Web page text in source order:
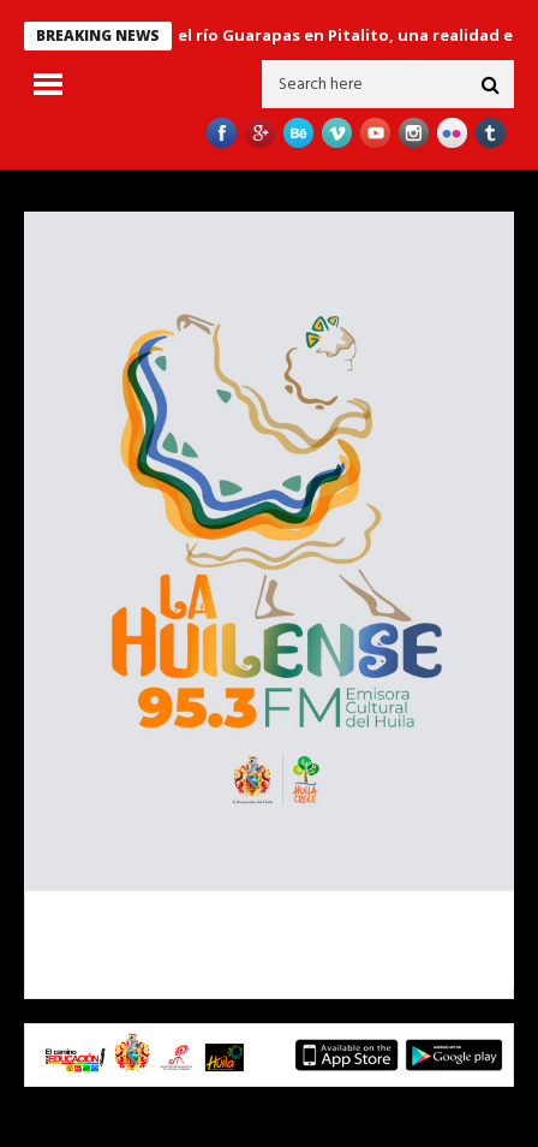
BREAKING NEWS
sobre el río Guarapas en Pitalito, una realidad en el